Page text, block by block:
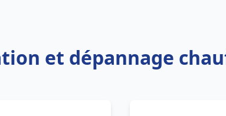
et dépannage